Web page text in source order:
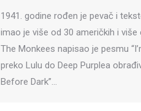
1941. godine rođen je pevač i
imao je više od 30 američkih i
The Monkees napisao je pesmu
preko Lulu do Deep Purplea
Before Dark”…